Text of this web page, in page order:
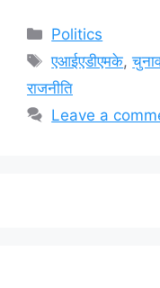
Categories
Politics
Tags
एआईएडीएमके,
राजनीति
Leave a